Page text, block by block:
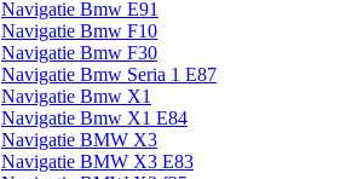
Navigatie Bmw E91
Navigatie Bmw F10
Navigatie Bmw F30
Navigatie Bmw Seria 1 E87
Navigatie Bmw X1
Navigatie Bmw X1 E84
Navigatie BMW X3
Navigatie BMW X3 E83